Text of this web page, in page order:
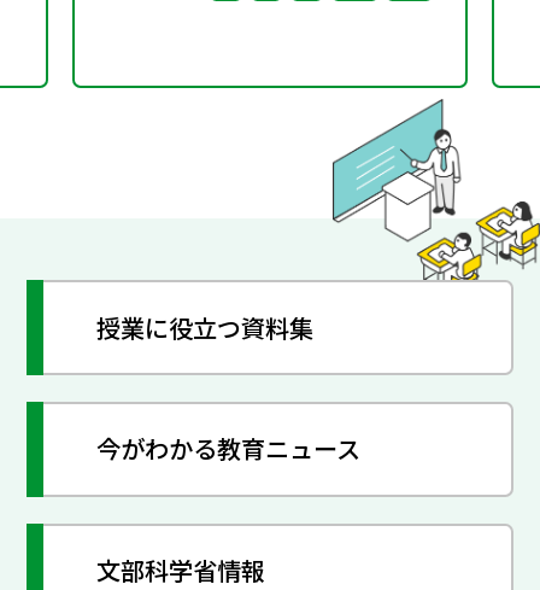
授業に役立つ資料集
今がわかる教育ニュース
文部科学省情報